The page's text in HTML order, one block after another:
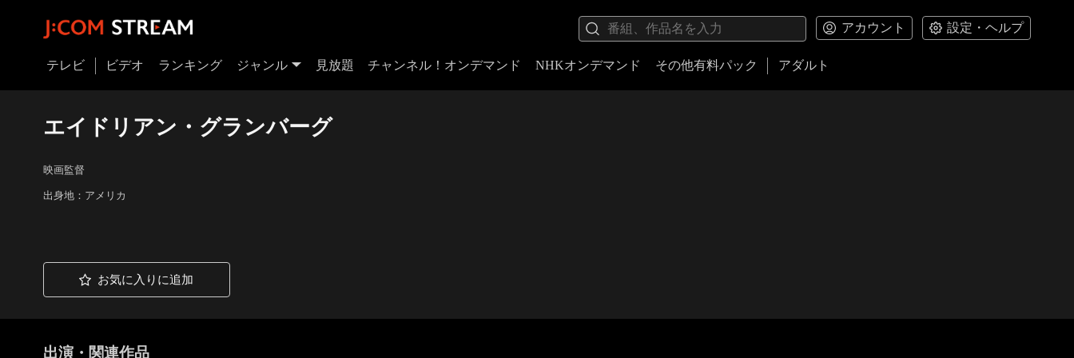
アカウント 設定・ヘルプ
テレビ ビデオ ランキング ジャンル 見放題 チャンネル！オンデマンド NHKオンデマンド その他有料パック アダルト
エイドリアン・グランバーグ
映画監督
出身地：アメリカ
お気に入りに追加
出演・関連作品